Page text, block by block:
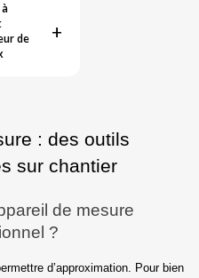
de
+
: des outils
sur chantier
de mesure
?
d’approximation. Pour bien